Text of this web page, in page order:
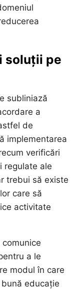
soluții pe
subliniază
a
de
implementarea
verificări
regulate ale
trebui să existe
care să
activitate
a le
modul în care
educație